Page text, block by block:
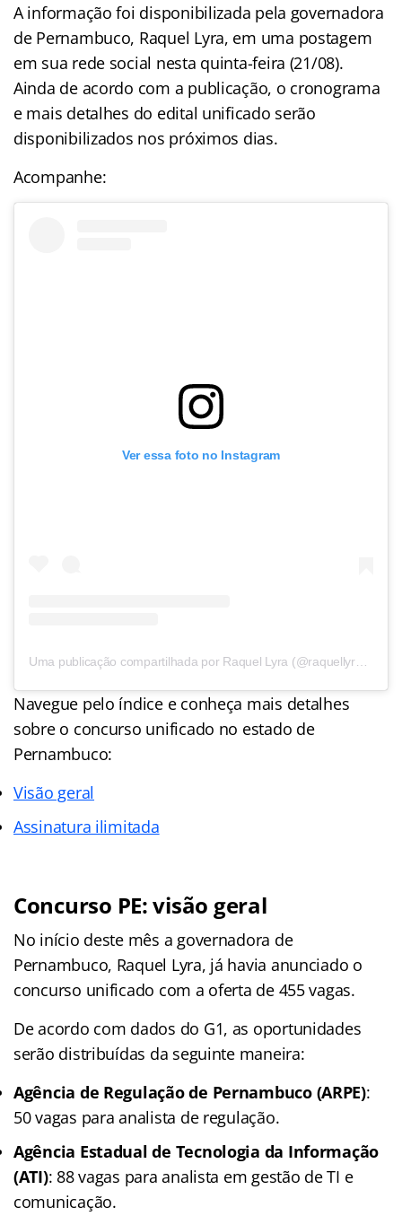
A informação foi disponibilizada pela governadora
de Pernambuco, Raquel Lyra, em uma postagem
em sua rede social nesta quinta-feira (21/08).
Ainda de acordo com a publicação, o cronograma
e mais detalhes do edital unificado serão
disponibilizados nos próximos dias.
Acompanhe:
Ver essa foto no Instagram
Uma publicação compartilhada por Raquel Lyra (@raquellyraoficial)
Navegue pelo índice e conheça mais detalhes
sobre o concurso unificado no estado de
Pernambuco:
Visão geral
Assinatura ilimitada
Concurso PE: visão geral
No início deste mês a governadora de
Pernambuco, Raquel Lyra, já havia anunciado o
concurso unificado com a oferta de 455 vagas.
De acordo com dados do G1, as oportunidades
serão distribuídas da seguinte maneira:
Agência de Regulação de Pernambuco (ARPE):
50 vagas para analista de regulação.
Agência Estadual de Tecnologia da Informação
(ATI): 88 vagas para analista em gestão de TI e
comunicação.